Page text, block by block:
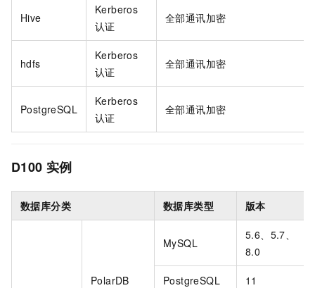
Hive
Kerberos
认证
全部通讯加密
hdfs
Kerberos
认证
全部通讯加密
PostgreSQL
Kerberos
认证
全部通讯加密
D100 实例
数据库分类 数据库类型 版本
PolarDB
MySQL
5.6、5.7、
8.0
PostgreSQL 11